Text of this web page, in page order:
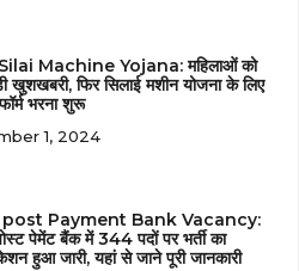
Machine Yojana: महिलाओं को
खुशखबरी, फिर सिलाई मशीन योजना के लिए
भरना शुरू
1, 2024
Payment Bank Vacancy:
पेमेंट बैंक में 344 पदों पर भर्ती का
हुआ जारी, यहां से जाने पूरी जानकारी